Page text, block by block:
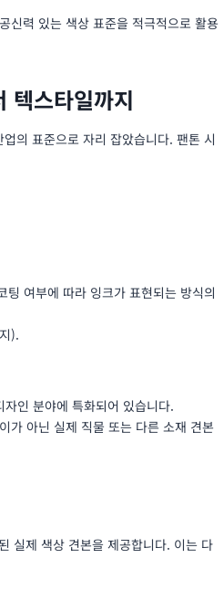
신력 있는 색상 표준을 적극적으로 활용
스타일까지
의 표준으로 자리 잡았습니다. 팬톤 시
여부에 따라 잉크가 표현되는 방식의
).
인 분야에 특화되어 있습니다.
가 아닌 실제 직물 또는 다른 소재 견본
실제 색상 견본을 제공합니다. 이는 다